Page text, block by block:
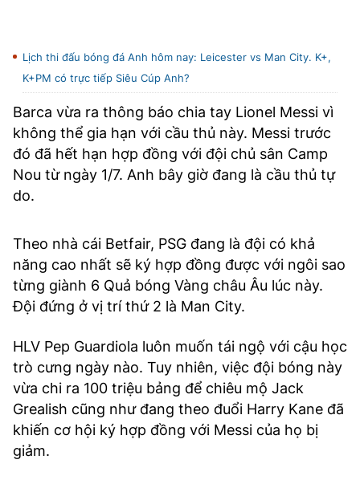
MẠNG XÃ HỘI
Lịch thi đấu bóng đá Anh hôm nay: Leicester vs Man City. K+,
K+PM có trực tiếp Siêu Cúp Anh?
Barca vừa ra thông báo chia tay Lionel Messi vì
không thể gia hạn với cầu thủ này. Messi trước
đó đã hết hạn hợp đồng với đội chủ sân Camp
Nou từ ngày 1/7. Anh bây giờ đang là cầu thủ tự
do.
Theo nhà cái Betfair, PSG đang là đội có khả
năng cao nhất sẽ ký hợp đồng được với ngôi sao
từng giành 6 Quả bóng Vàng châu Âu lúc này.
Đội đứng ở vị trí thứ 2 là Man City.
HLV Pep Guardiola luôn muốn tái ngộ với cậu học
trò cưng ngày nào. Tuy nhiên, việc đội bóng này
vừa chi ra 100 triệu bảng để chiêu mộ Jack
Grealish cũng như đang theo đuổi Harry Kane đã
khiến cơ hội ký hợp đồng với Messi của họ bị
giảm.